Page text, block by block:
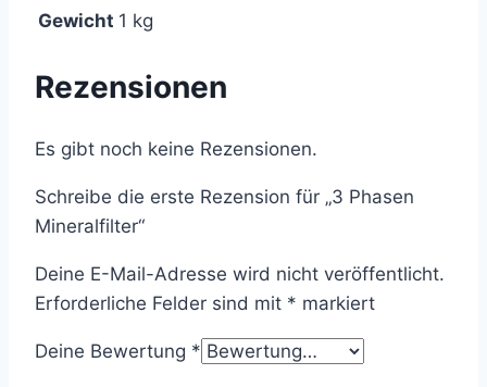
Gewicht 1 kg
Rezensionen
Es gibt noch keine Rezensionen.
Schreibe die erste Rezension für „3 Phasen
Mineralfilter“
Deine E-Mail-Adresse wird nicht veröffentlicht.
Erforderliche Felder sind mit * markiert
Deine Bewertung *